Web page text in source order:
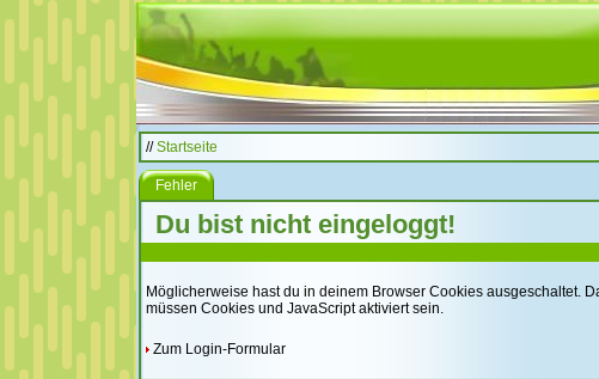
//Startseite
Fehler
Du bist nicht eingeloggt!
Möglicherweise hast du in deinem Browser Cookies ausgeschaltet.
müssen Cookies und JavaScript aktiviert sein.
Zum Login-Formular